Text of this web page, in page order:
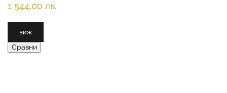
1 544,00 лв.
виж
Сравни